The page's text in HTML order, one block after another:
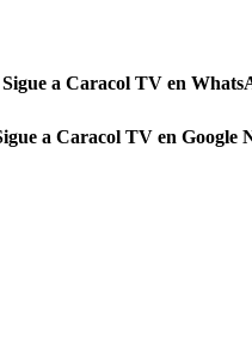
Sigue a Caracol TV en
a Caracol TV en Google